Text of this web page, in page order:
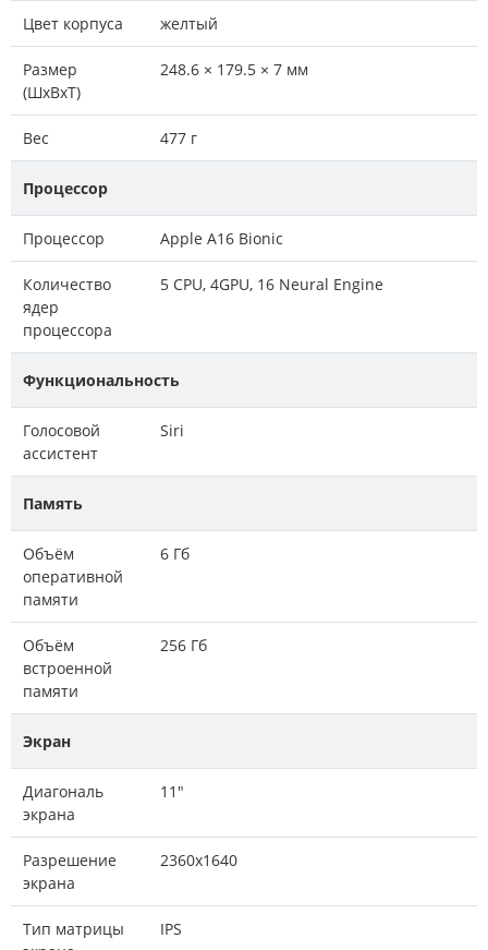
Цвет корпуса желтый
Размер
(ШxВxТ)
248.6 × 179.5 × 7 мм
Вес 477 г
Процессор
Процессор Apple A16 Bionic
Количество
ядер
процессора
5 CPU, 4GPU, 16 Neural Engine
Функциональность
Голосовой
ассистент
Siri
Память
Объём
оперативной
памяти
6 Гб
Объём
встроенной
памяти
256 Гб
Экран
Диагональ
экрана
11"
Разрешение
экрана
2360x1640
Тип матрицы
IPS